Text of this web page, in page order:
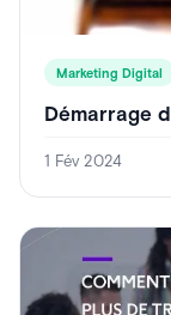
Marketing Digital
Démarrage
1 Fév 2024